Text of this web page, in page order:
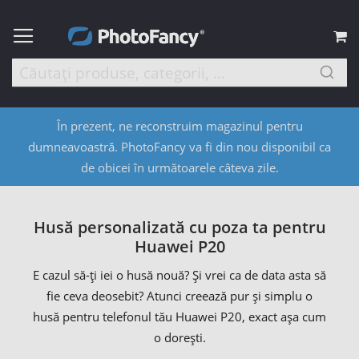
În prezent, ne reconstruim magazinul pentru
dumneavoastră. PhotoFancy va fi din nou disponibil ca
de obicei în următoarele câteva zile.
Husă personalizată cu poza ta pentru
Huawei P20
E cazul să-ți iei o husă nouă? Și vrei ca de data asta să
fie ceva deosebit? Atunci creează pur și simplu o
husă pentru telefonul tău Huawei P20, exact așa cum
o dorești.